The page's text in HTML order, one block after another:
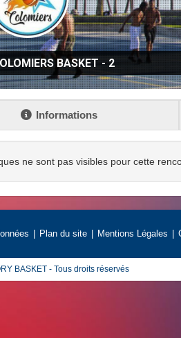
BASKET - 2
Informations
ne sont pas visibles pour cette
Plan du site Mentions Légales
BASKET - Tous droits réservés